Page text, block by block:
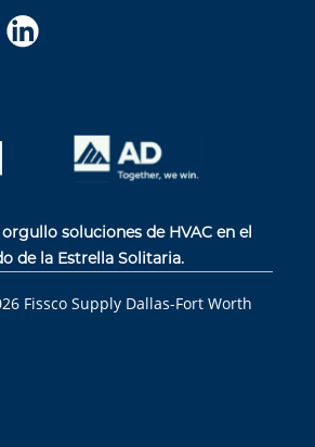
soluciones de HVAC en el
de la Estrella Solitaria.
Fissco Supply Dallas-Fort Worth